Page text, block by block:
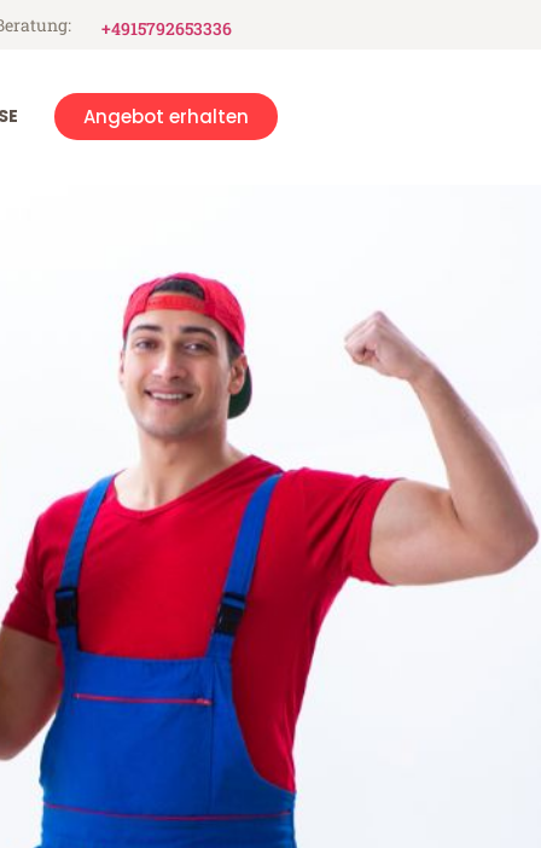
+4915792653336
Angebot erhalten